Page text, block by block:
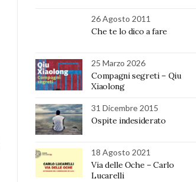
26 Agosto 2011
Che te lo dico a fare
25 Marzo 2026
Compagni segreti – Qiu
Xiaolong
31 Dicembre 2015
Ospite indesiderato
18 Agosto 2021
Via delle Oche – Carlo
Lucarelli